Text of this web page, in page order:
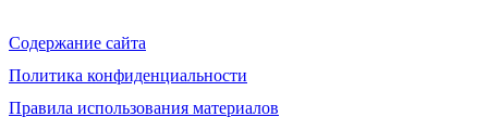
Содержание сайта
Политика конфиденциальности
Правила использования материалов